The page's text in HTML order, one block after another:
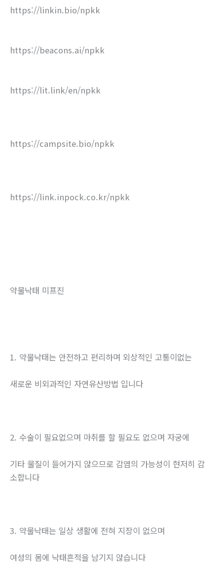
https://linkin.bio/npkk
https://beacons.ai/npkk
https://lit.link/en/npkk
https://campsite.bio/npkk
https://link.inpock.co.kr/npkk
약물낙태 미프진
1. 약물낙태는 안전하고 편리하며 외상적인 고통이없는
새로운 비외과적인 자연유산방법 입니다
2. 수술이 필요없으며 마취를 할 필요도 없으며 자궁에
기타 물질이 들어가지 않으므로 감염의 가능성이 현저히 감
소합니다
3. 약물낙태는 일상 생활에 전혀 지장이 없으며
여성의 몸에 낙태흔적을 남기지 않습니다